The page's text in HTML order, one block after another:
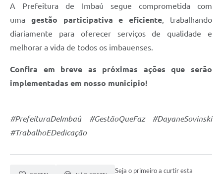
A Prefeitura de Imbaú segue comprometida com
uma gestão participativa e eficiente, trabalhando
diariamente para oferecer serviços de qualidade e
melhorar a vida de todos os imbauenses.
Confira em breve as próximas ações que serão
implementadas em nosso município!
#PrefeituraDeImbaú #GestãoQueFaz #DayaneSovinski
#TrabalhoEDedicação
Seja o primeiro a curtir esta